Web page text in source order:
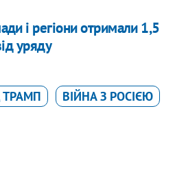
і регіони отримали 1,5
уряду
ВІЙНА З РОСІЄЮ